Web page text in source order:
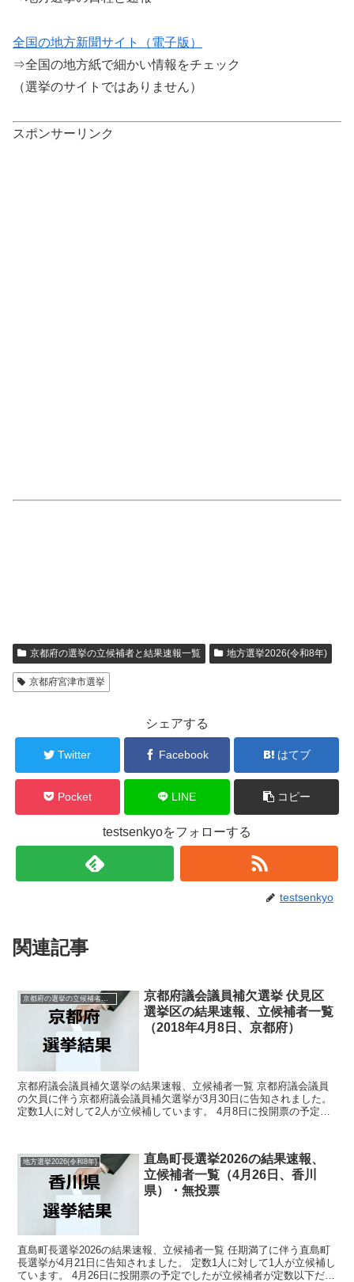
全国の地方新聞サイト（電子版）
⇒全国の地方紙で細かい情報をチェック
（選挙のサイトではありません）
スポンサーリンク
京都府の選挙の立候補者と結果速報一覧 地方選挙2026(令和8年)
京都府宮津市選挙
シェアする
Twitter Facebook はてブ
Pocket LINE コピー
testsenkyoをフォローする
testsenkyo
関連記事
京都府の選挙の立候補者と結果速報一覧
京都府議会議員補欠選挙 伏見区
選挙区の結果速報、立候補者一覧
（2018年4月8日、京都府）
京都府議会議員補欠選挙の結果速報、立候補者一覧 京都府議会議員
の欠員に伴う京都府議会議員補欠選挙が3月30日に告知されました。
定数1人に対して2人が立候補しています。 4月8日に投開票の予定で
地方選挙2026(令和8年)
直島町長選挙2026の結果速報、
立候補者一覧（4月26日、香川
県）・無投票
直島町長選挙2026の結果速報、立候補者一覧 任期満了に伴う直島町
長選挙が4月21日に告知されました。 定数1人に対して1人が立候補し
ています。 4月26日に投開票の予定でしたが立候補者が定数以下だっ